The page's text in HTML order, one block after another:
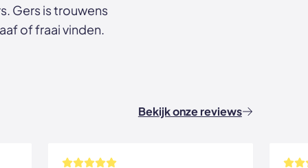
Gers is trouwens
of fraai vinden.
Bekijk onze reviews